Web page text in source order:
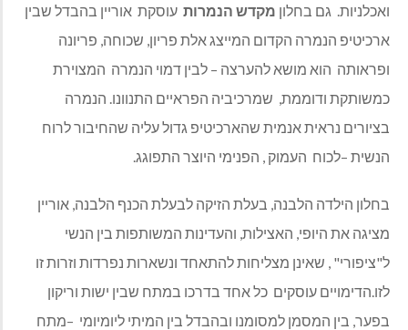
ואכלניות. גם בחלון מקדש הנמרות עוסקת אוריין בהבדל שבין
ארכיטיפ הנמרה הקדום המייצג אלת פריון, שכוחה, פריונה
ופראותה הוא מושא להערצה – לבין דמוי הנמרה המצוירת
כמשותקת ודוממת, שמרכיביה הפראיים התנוונו. הנמרה
בציורים נראית אנמית שהארכיטיפ גדול עליה שהחיבור לרוח
הנשית –לכוח העמוק , הפנימי היוצר התפוגג.
בחלון הילדה הלבנה, בעלת הזיקה לבעלת הכנף הלבנה, אוריין
מציגה את היופי, האצילות, והעדינות המשותפות בין הנשי
ל"ציפורי" , שאינן מצליחות להתאחד ונשארות נפרדות וזרות זו
לזו.הדימויים עוסקים כל אחד בדרכו במתח שבין ישות וריקון
בפער, בין המסמן למסומנו ובהבדל בין המיתי ליומיומי –מתח